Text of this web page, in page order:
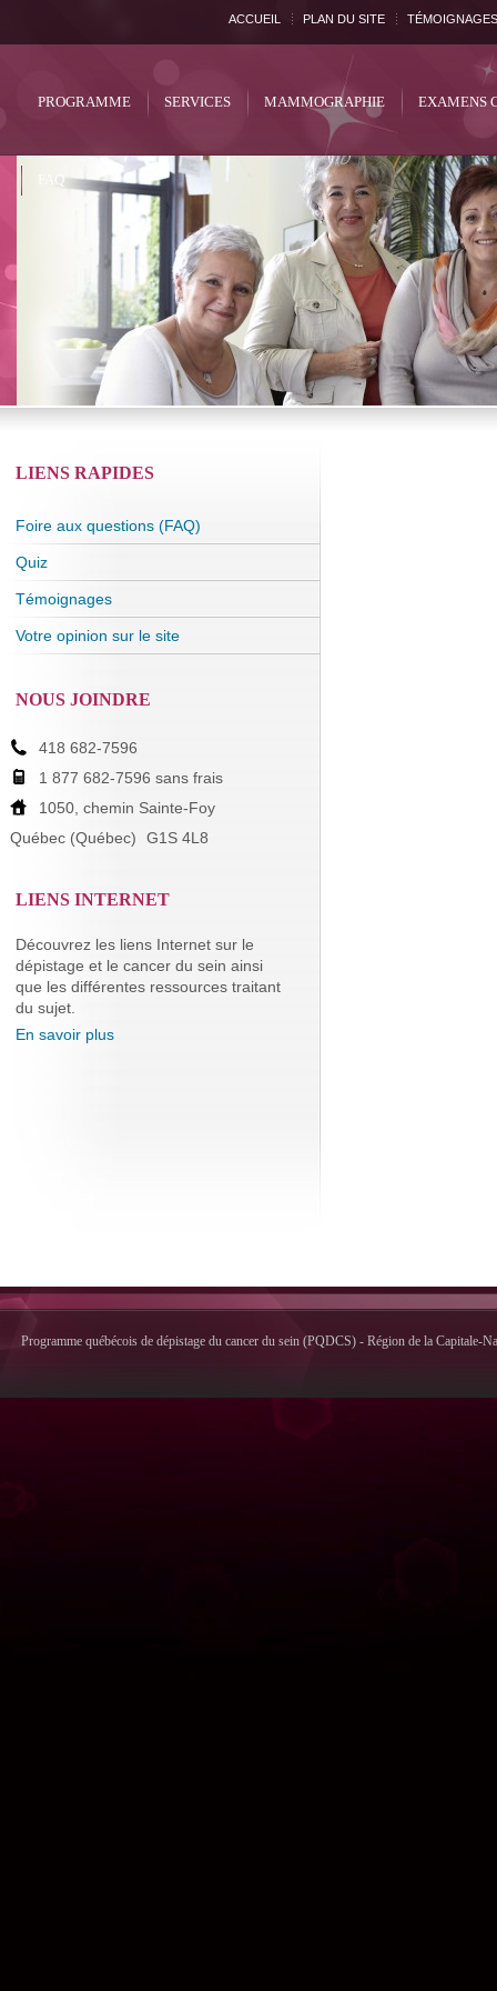
ACCUEIL PLAN DU SITE TÉMOIGNAGES
PROGRAMME SERVICES MAMMOGRAPHIE EXAMENS
FAQ
LIENS RAPIDES
Foire aux questions (FAQ)
Quiz
Témoignages
Votre opinion sur le site
NOUS JOINDRE
418 682-7596
1 877 682-7596 sans frais
1050, chemin Sainte-Foy
Québec (Québec)
G1S 4L8
LIENS INTERNET
Découvrez les liens Internet sur le
dépistage et le cancer du sein ainsi
que les différentes ressources traitant
du sujet.
En savoir plus
Programme québécois de dépistage du cancer du sein (PQDCS) - Région de la Capitale-